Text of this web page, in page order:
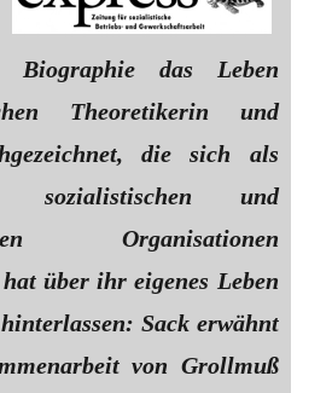
Biographie das Leben
Theoretikerin und
die sich als
und
Organisationen
über ihr eigenes Leben
Sack erwähnt
von Grollmuß